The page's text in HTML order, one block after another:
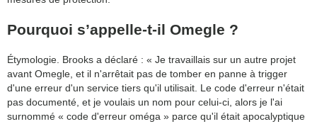
Pourquoi s’appelle-t-il Omegle ?
Étymologie. Brooks a déclaré : « Je travaillais sur un autre projet
avant Omegle, et il n'arrêtait pas de tomber en panne à trigger
d'une erreur d'un service tiers qu'il utilisait. Le code d'erreur n'était
pas documenté, et je voulais un nom pour celui-ci, alors je l'ai
surnommé « code d'erreur oméga » parce qu'il était apocalyptique